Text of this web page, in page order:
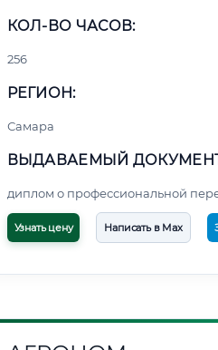
КОЛ-ВО ЧАСОВ:
256
РЕГИОН:
Самара
ВЫДАВАЕМЫЙ
диплом о профессиональной
Узнать цену Написать в Max